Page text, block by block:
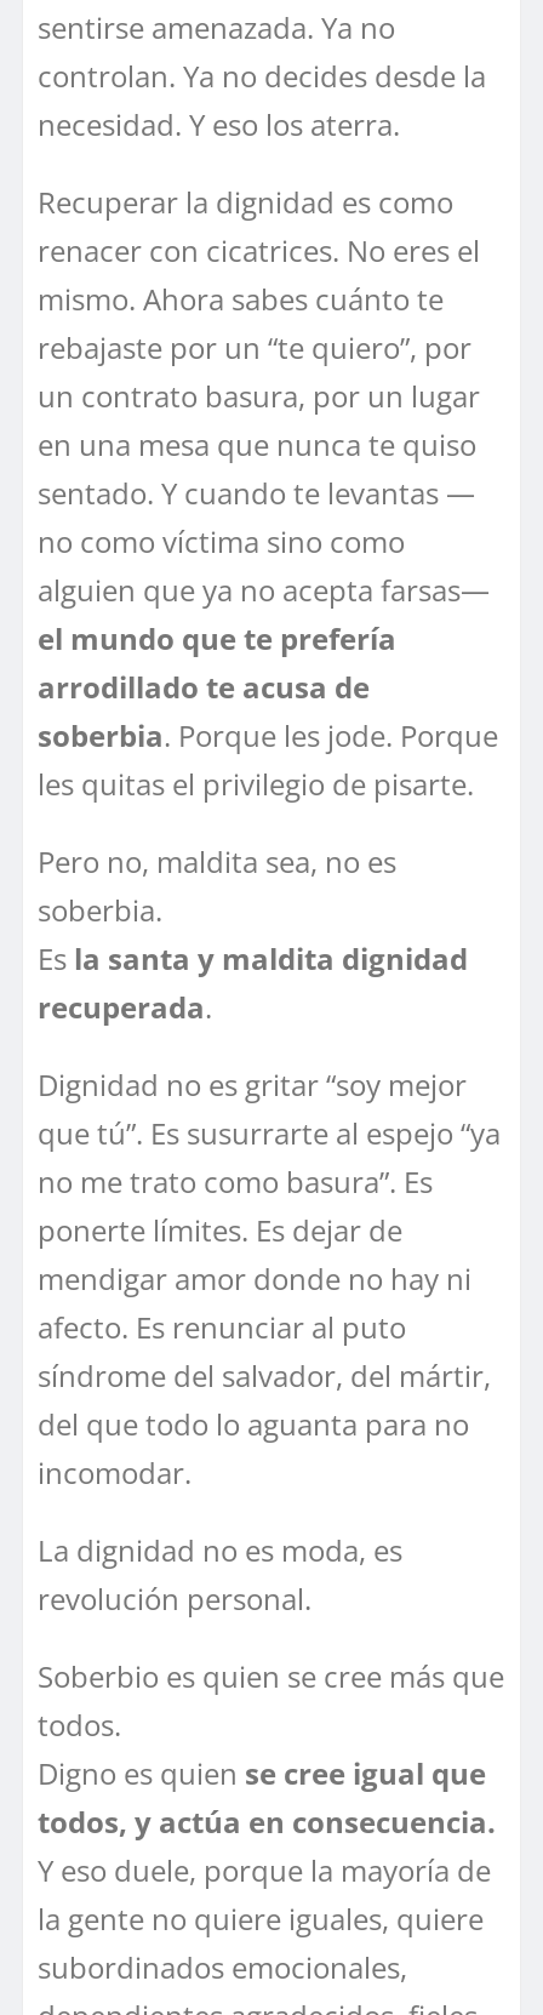
sentirse amenazada. Ya no
controlan. Ya no decides desde la
necesidad. Y eso los aterra.
Recuperar la dignidad es como
renacer con cicatrices. No eres el
mismo. Ahora sabes cuánto te
rebajaste por un “te quiero”, por
un contrato basura, por un lugar
en una mesa que nunca te quiso
sentado. Y cuando te levantas —
no como víctima sino como
alguien que ya no acepta farsas—
el mundo que te prefería
arrodillado te acusa de
soberbia. Porque les jode. Porque
les quitas el privilegio de pisarte.
Pero no, maldita sea, no es
soberbia.
Es la santa y maldita dignidad
recuperada.
Dignidad no es gritar “soy mejor
que tú”. Es susurrarte al espejo “ya
no me trato como basura”. Es
ponerte límites. Es dejar de
mendigar amor donde no hay ni
afecto. Es renunciar al puto
síndrome del salvador, del mártir,
del que todo lo aguanta para no
incomodar.
La dignidad no es moda, es
revolución personal.
Soberbio es quien se cree más que
todos.
Digno es quien se cree igual que
todos, y actúa en consecuencia.
Y eso duele, porque la mayoría de
la gente no quiere iguales, quiere
subordinados emocionales,